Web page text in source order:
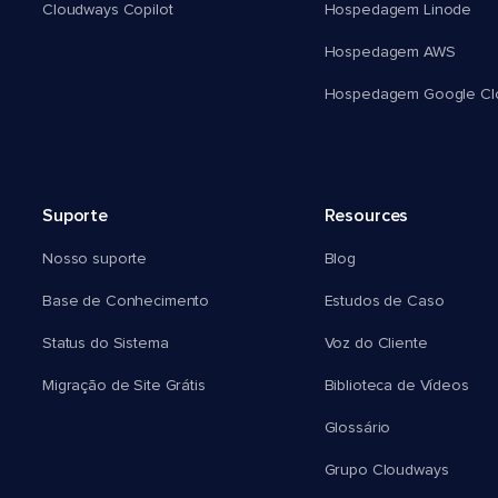
Cloudways Copilot Hospedagem Linode
Hospedagem AWS
Hospedagem Google
Suporte
Nosso suporte
Base de Conhecimento
Status do Sistema
Migração de Site Grátis
Resources
Blog
Estudos de Caso
Voz do Cliente
Biblioteca de Vídeos
Glossário
Grupo Cloudways